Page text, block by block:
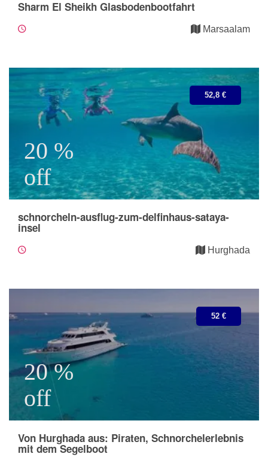
Sharm El Sheikh Glasbodenbootfahrt
Marsaalam
52,8 €
20 %
off
schnorcheln-ausflug-zum-delfinhaus-sataya-
insel
Hurghada
52 €
20 %
off
Von Hurghada aus: Piraten, Schnorchelerlebnis
mit dem Segelboot